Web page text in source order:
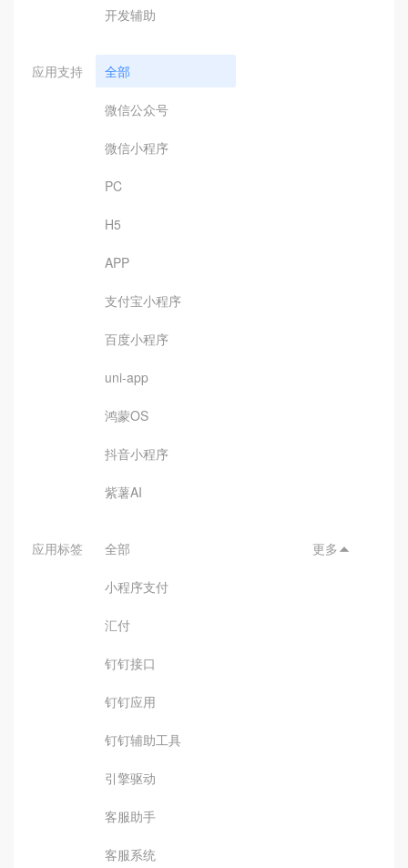
开发辅助
应用支持 全部
微信公众号
微信小程序
PC
H5
APP
支付宝小程序
百度小程序
uni-app
鸿蒙OS
抖音小程序
紫薯AI
应用标签 全部
小程序支付
汇付
钉钉接口
钉钉应用
钉钉辅助工具
引擎驱动
客服助手
客服系统
更多 